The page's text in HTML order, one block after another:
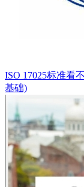
ISO 17025标准看
基础)